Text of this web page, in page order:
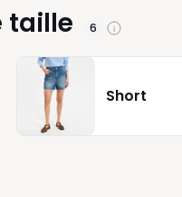
taille 6
Short